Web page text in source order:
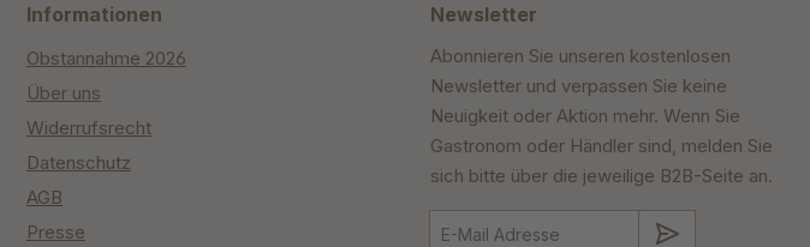
Informationen
Obstannahme 2026
Über uns
Widerrufsrecht
Datenschutz
AGB
Presse
Newsletter
Abonnieren Sie unseren kostenlosen
Newsletter und verpassen Sie keine
Neuigkeit oder Aktion mehr. Wenn Sie
Gastronom oder Händler sind, melden Sie
sich bitte über die jeweilige B2B-Seite an.